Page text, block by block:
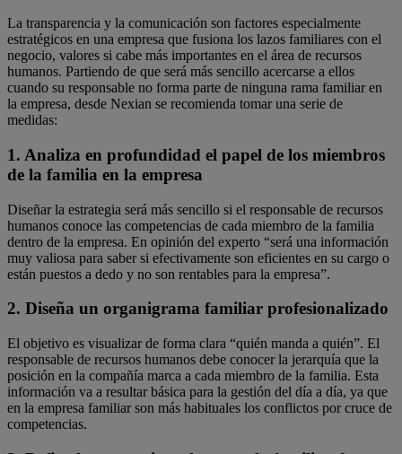
La transparencia y la comunicación son factores especialmente
estratégicos en una empresa que fusiona los lazos familiares con el
negocio, valores si cabe más importantes en el área de recursos
humanos. Partiendo de que será más sencillo acercarse a ellos
cuando su responsable no forma parte de ninguna rama familiar en
la empresa, desde Nexian se recomienda tomar una serie de
medidas:
1. Analiza en profundidad el papel de los miembros
de la familia en la empresa
Diseñar la estrategia será más sencillo si el responsable de recursos
humanos conoce las competencias de cada miembro de la familia
dentro de la empresa. En opinión del experto “será una información
muy valiosa para saber si efectivamente son eficientes en su cargo o
están puestos a dedo y no son rentables para la empresa”.
2. Diseña un organigrama familiar profesionalizado
El objetivo es visualizar de forma clara “quién manda a quién”. El
responsable de recursos humanos debe conocer la jerarquía que la
posición en la compañía marca a cada miembro de la familia. Esta
información va a resultar básica para la gestión del día a día, ya que
en la empresa familiar son más habituales los conflictos por cruce de
competencias.